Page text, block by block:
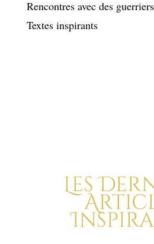
Rencontres avec des
Textes inspirants
Les